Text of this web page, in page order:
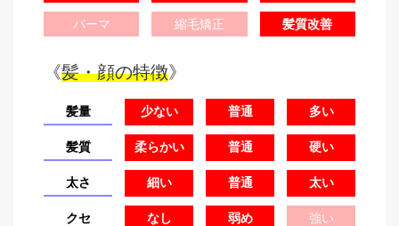
パーマ 縮毛矯正 髪質改善
《髪・顔の特徴》
髪量 少ない 普通 多い
髪質 柔らかい 普通 硬い
太さ 細い 普通 太い
クセ なし 弱め 強い